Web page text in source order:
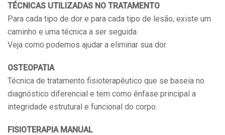
TÉCNICAS UTILIZADAS NO TRATAMENTO
Para cada tipo de dor e para cada tipo de lesão, existe um
caminho e uma técnica a ser seguida.
Veja como podemos ajudar a eliminar sua dor.
OSTEOPATIA
Técnica de tratamento fisioterapêutico que se baseia no
diagnóstico diferencial e tem como ênfase principal a
integridade estrutural e funcional do corpo.
FISIOTERAPIA MANUAL